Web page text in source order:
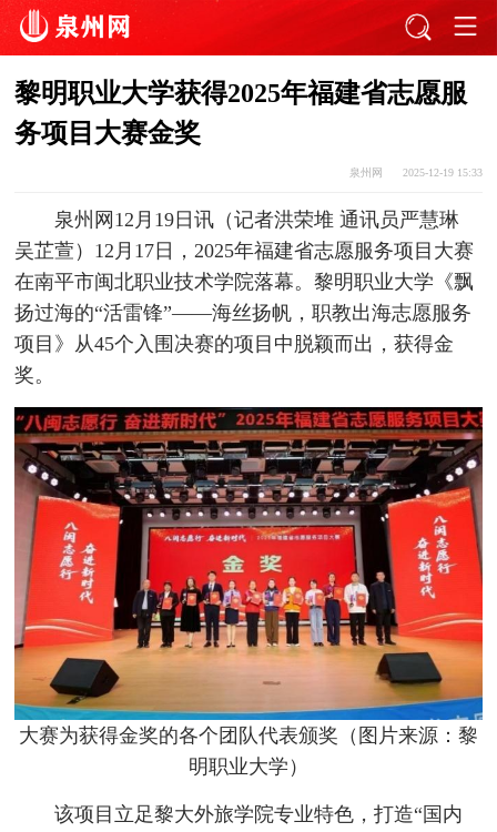
黎明职业大学获得2025年福建省志愿服
务项目大赛金奖
泉州网 2025-12-19 15:33
泉州网12月19日讯（记者洪荣堆 通讯员严慧琳
吴芷萱）12月17日，2025年福建省志愿服务项目大赛
在南平市闽北职业技术学院落幕。黎明职业大学《飘
扬过海的“活雷锋”——海丝扬帆，职教出海志愿服务
项目》从45个入围决赛的项目中脱颖而出，获得金
奖。
大赛为获得金奖的各个团队代表颁奖（图片来源：黎
明职业大学）
该项目立足黎大外旅学院专业特色，打造“国内